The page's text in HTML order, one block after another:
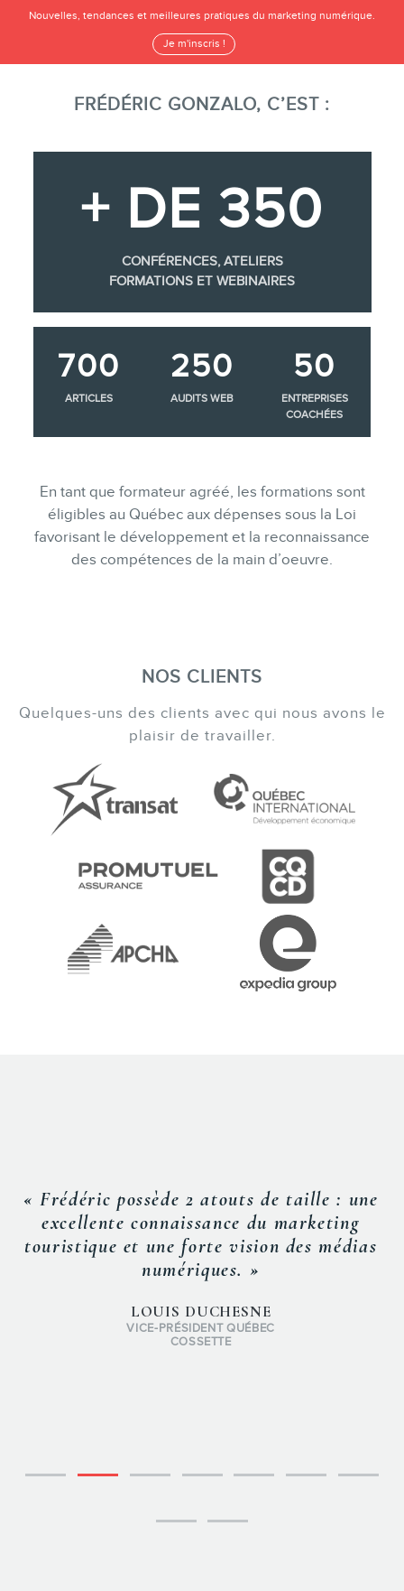
Nouvelles, tendances et meilleures pratiques du marketing numérique.
Je m'inscris !
FRÉDÉRIC GONZALO, C’EST :
+ DE 350
CONFÉRENCES, ATELIERS
FORMATIONS ET WEBINAIRES
700
ARTICLES
250
AUDITS WEB
50
ENTREPRISES
COACHÉES
En tant que formateur agréé, les formations sont
éligibles au Québec aux dépenses sous la Loi
favorisant le développement et la reconnaissance
des compétences de la main d’oeuvre.
NOS CLIENTS
Quelques-uns des clients avec qui nous avons le
plaisir de travailler.
« Frédéric possède 2 atouts de taille : une
excellente connaissance du marketing
touristique et une forte vision des médias
numériques. »
LOUIS DUCHESNE
VICE-PRÉSIDENT QUÉBEC
COSSETTE